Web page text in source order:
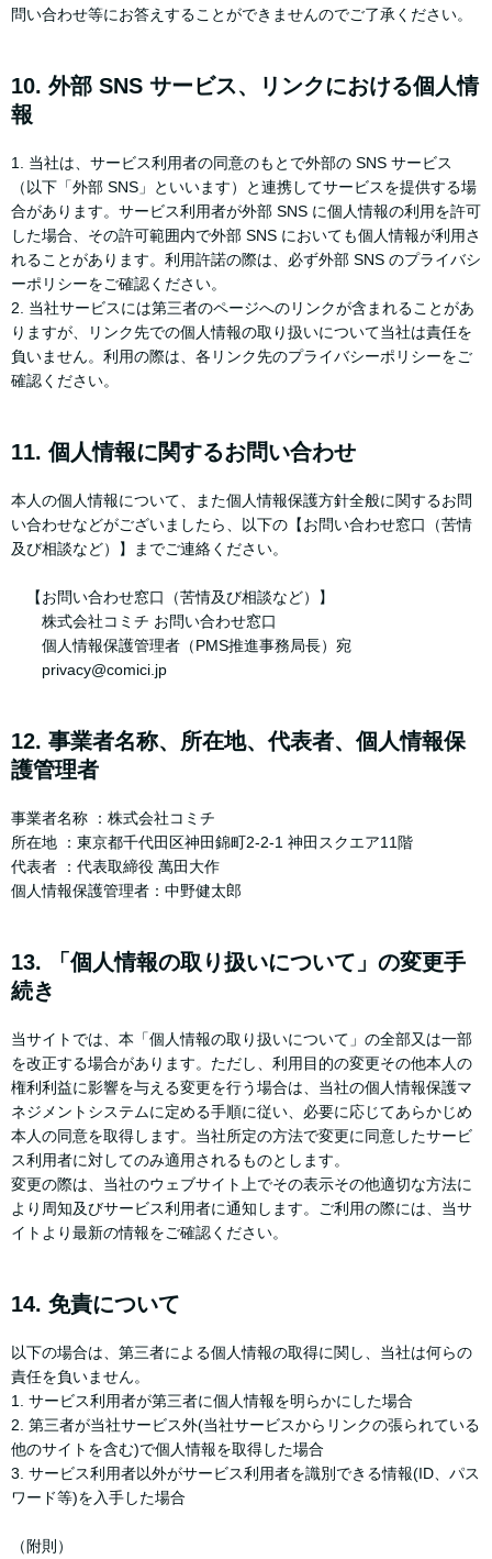
問い合わせ等にお答えすることができませんのでご了承ください。
10. 外部 SNS サービス、リンクにおける個人情
報
1. 当社は、サービス利用者の同意のもとで外部の SNS サービス
（以下「外部 SNS」といいます）と連携してサービスを提供する場
合があります。サービス利用者が外部 SNS に個人情報の利用を許可
した場合、その許可範囲内で外部 SNS においても個人情報が利用さ
れることがあります。利用許諾の際は、必ず外部 SNS のプライバシ
ーポリシーをご確認ください。
2. 当社サービスには第三者のページへのリンクが含まれることがあ
りますが、リンク先での個人情報の取り扱いについて当社は責任を
負いません。利用の際は、各リンク先のプライバシーポリシーをご
確認ください。
11. 個人情報に関するお問い合わせ
本人の個人情報について、また個人情報保護方針全般に関するお問
い合わせなどがございましたら、以下の【お問い合わせ窓口（苦情
及び相談など）】までご連絡ください。
【お問い合わせ窓口（苦情及び相談など）】
株式会社コミチ お問い合わせ窓口
個人情報保護管理者（PMS推進事務局長）宛
privacy@comici.jp
12. 事業者名称、所在地、代表者、個人情報保
護管理者
事業者名称 ：株式会社コミチ
所在地 ：東京都千代田区神田錦町2-2-1 神田スクエア11階
代表者 ：代表取締役 萬田大作
個人情報保護管理者：中野健太郎
13. 「個人情報の取り扱いについて」の変更手
続き
当サイトでは、本「個人情報の取り扱いについて」の全部又は一部
を改正する場合があります。ただし、利用目的の変更その他本人の
権利利益に影響を与える変更を行う場合は、当社の個人情報保護マ
ネジメントシステムに定める手順に従い、必要に応じてあらかじめ
本人の同意を取得します。当社所定の方法で変更に同意したサービ
ス利用者に対してのみ適用されるものとします。
変更の際は、当社のウェブサイト上でその表示その他適切な方法に
より周知及びサービス利用者に通知します。ご利用の際には、当サ
イトより最新の情報をご確認ください。
14. 免責について
以下の場合は、第三者による個人情報の取得に関し、当社は何らの
責任を負いません。
1. サービス利用者が第三者に個人情報を明らかにした場合
2. 第三者が当社サービス外(当社サービスからリンクの張られている
他のサイトを含む)で個人情報を取得した場合
3. サービス利用者以外がサービス利用者を識別できる情報(ID、パス
ワード等)を入手した場合
（附則）